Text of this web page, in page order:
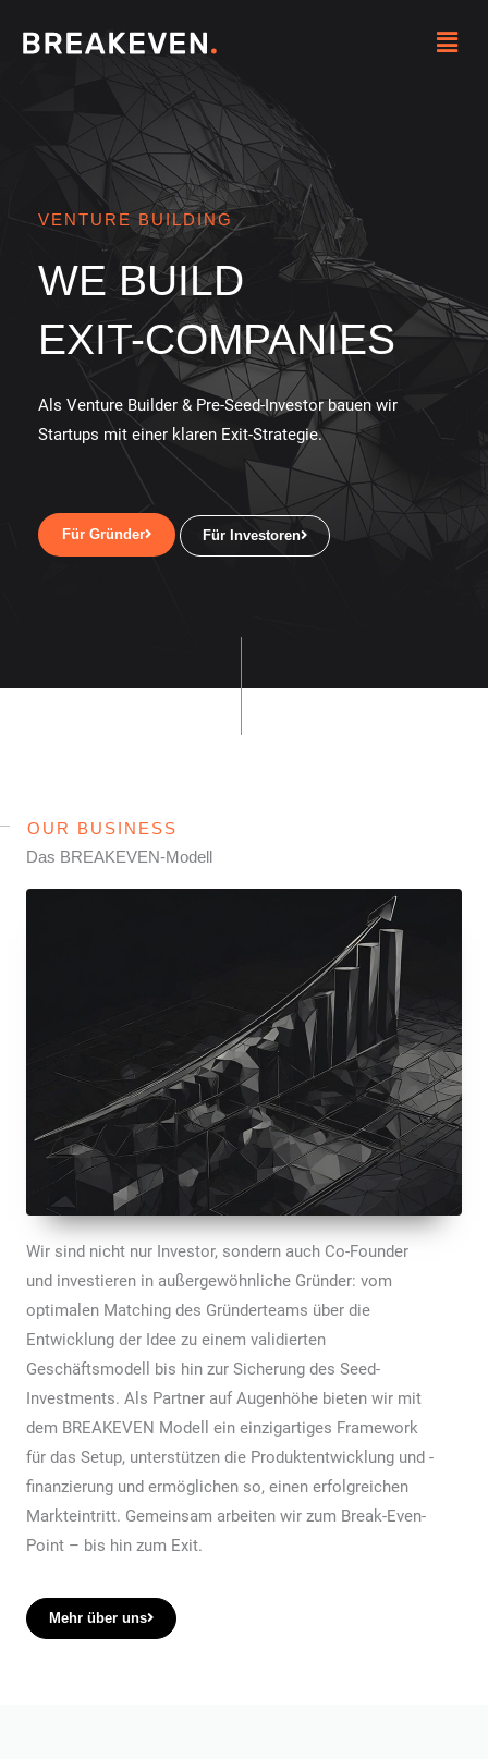
Inhalt
Menü
VENTURE BUILDING
WE BUILD
EXIT-COMPANIES
Als Venture Builder & Pre-Seed-Investorbauen wir
Startups mit einer klaren Exit-Strategie.
Für Gründer Für Investoren
OUR BUSINESS
Das BREAKEVEN-Modell
Wir sind nicht nur Investor, sondern auch Co-Founder
und investieren in außergewöhnliche Gründer: vom
optimalen Matching des Gründerteams über die
Entwicklung der Idee zu einem validierten
Geschäftsmodell bis hin zur Sicherung des Seed-
Investments. Als Partner auf Augenhöhe bieten wir mit
dem BREAKEVEN Modell ein einzigartiges Framework
für das Setup, unterstützen die Produktentwicklung und -
finanzierung und ermöglichen so, einen erfolgreichen
Markteintritt. Gemeinsam arbeiten wir zum Break-Even-
Point – bis hin zum Exit.
Mehr über uns